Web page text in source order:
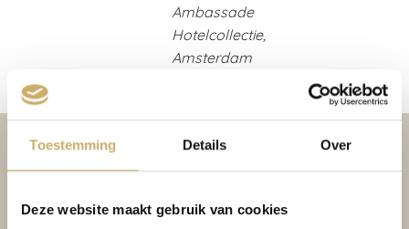
Toestemming Details Over
Deze website maakt gebruik van cookies
Ambassade
Hotelcollectie,
Amsterdam